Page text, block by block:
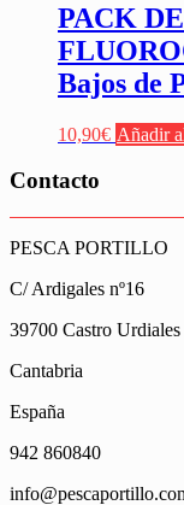
PACK
Bajos de
10,90€ Añadir
Contacto
PESCA PORTILLO
C/ Ardigales nº16
39700 Castro Urdiales
Cantabria
España
942 860840